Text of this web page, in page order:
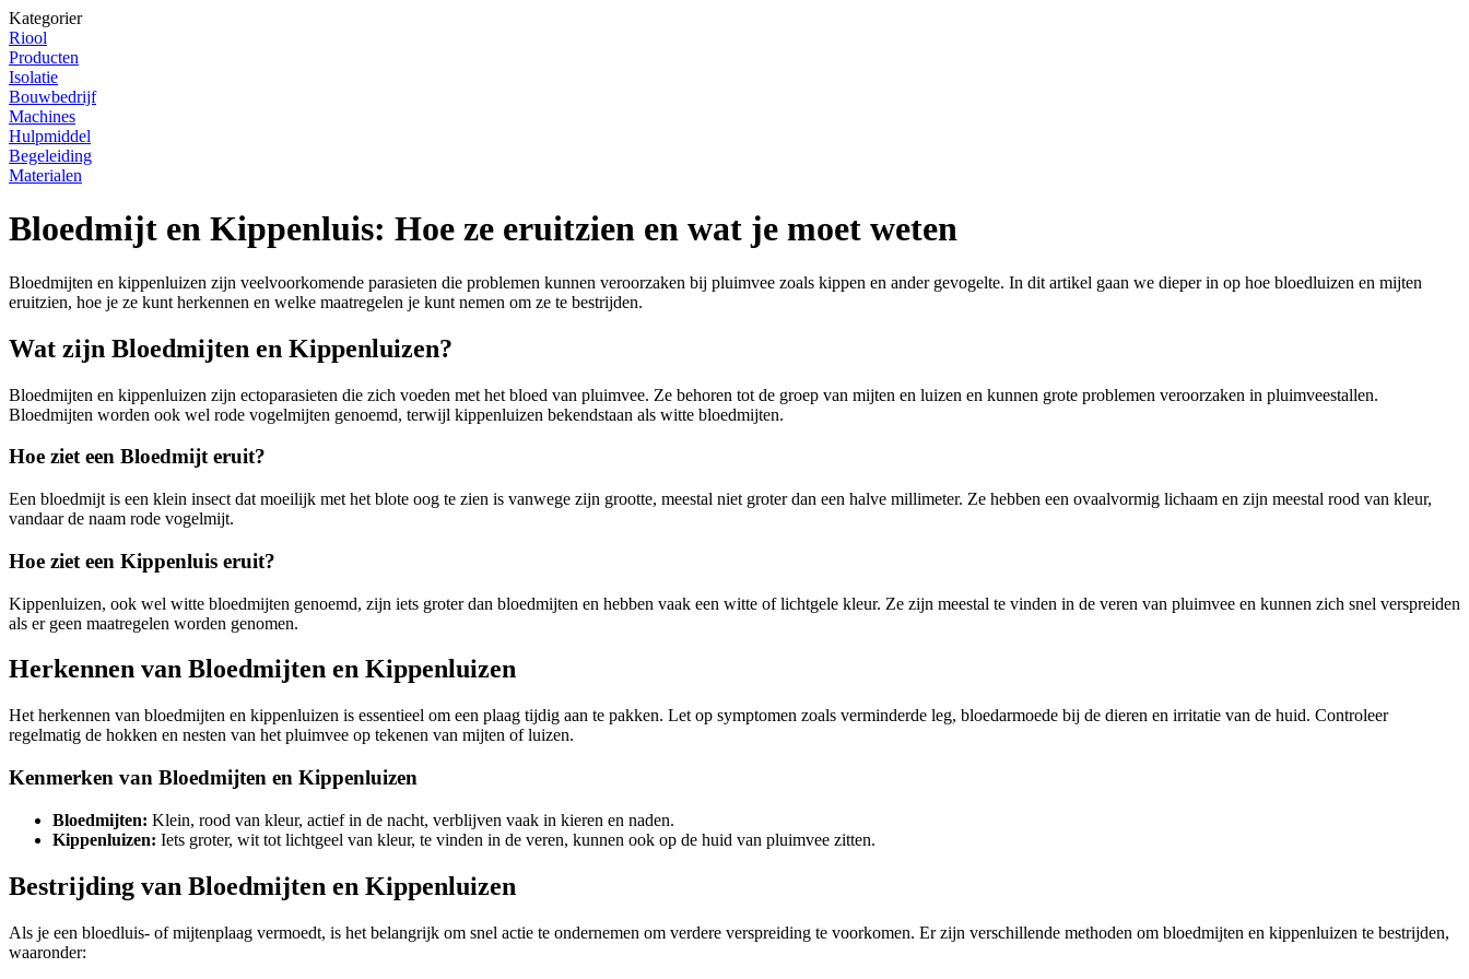
Kategorier
Riool
Producten
Isolatie
Bouwbedrijf
Machines
Hulpmiddel
Begeleiding
Materialen
Bloedmijt en Kippenluis: Hoe ze eruitzien en wat je moet weten
Bloedmijten en kippenluizen zijn veelvoorkomende parasieten die problemen kunnen veroorzaken bij pluimvee zoals kippen en ander gevogelte. In dit artikel gaan we dieper in op hoe bloedluizen en mijten
eruitzien, hoe je ze kunt herkennen en welke maatregelen je kunt nemen om ze te bestrijden.
Wat zijn Bloedmijten en Kippenluizen?
Bloedmijten en kippenluizen zijn ectoparasieten die zich voeden met het bloed van pluimvee. Ze behoren tot de groep van mijten en luizen en kunnen grote problemen veroorzaken in pluimveestallen.
Bloedmijten worden ook wel rode vogelmijten genoemd, terwijl kippenluizen bekendstaan als witte bloedmijten.
Hoe ziet een Bloedmijt eruit?
Een bloedmijt is een klein insect dat moeilijk met het blote oog te zien is vanwege zijn grootte, meestal niet groter dan een halve millimeter. Ze hebben een ovaalvormig lichaam en zijn meestal rood van kleur,
vandaar de naam rode vogelmijt.
Hoe ziet een Kippenluis eruit?
Kippenluizen, ook wel witte bloedmijten genoemd, zijn iets groter dan bloedmijten en hebben vaak een witte of lichtgele kleur. Ze zijn meestal te vinden in de veren van pluimvee en kunnen zich snel verspreiden
als er geen maatregelen worden genomen.
Herkennen van Bloedmijten en Kippenluizen
Het herkennen van bloedmijten en kippenluizen is essentieel om een plaag tijdig aan te pakken. Let op symptomen zoals verminderde leg, bloedarmoede bij de dieren en irritatie van de huid. Controleer
regelmatig de hokken en nesten van het pluimvee op tekenen van mijten of luizen.
Kenmerken van Bloedmijten en Kippenluizen
Bloedmijten: Klein, rood van kleur, actief in de nacht, verblijven vaak in kieren en naden.
Kippenluizen: Iets groter, wit tot lichtgeel van kleur, te vinden in de veren, kunnen ook op de huid van pluimvee zitten.
Bestrijding van Bloedmijten en Kippenluizen
Als je een bloedluis- of mijtenplaag vermoedt, is het belangrijk om snel actie te ondernemen om verdere verspreiding te voorkomen. Er zijn verschillende methoden om bloedmijten en kippenluizen te bestrijden,
waaronder: